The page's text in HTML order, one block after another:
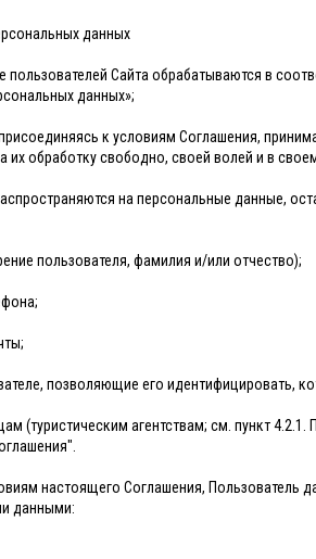
данных
пользователей Сайта обрабатываются в
данных»;
к условиям Соглашения,
их обработку свободно, своей волей и в
на персональные данные,
пользователя, фамилия и/или отчество);
позволяющие его идентифицировать,
(туристическим агентствам; см. пункт
настоящего Соглашения, Пользователь
данными: